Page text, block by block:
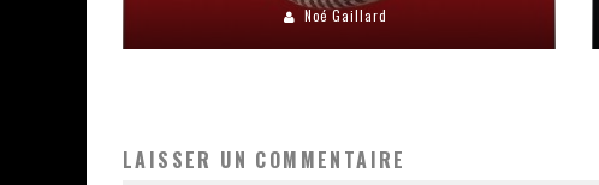
Noé Gaillard
LAISSER UN COMMENTAIRE